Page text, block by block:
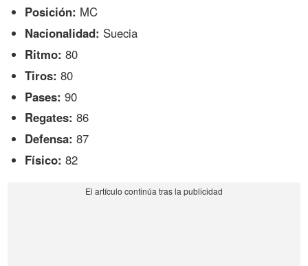
Posición: MC
Nacionalidad: Suecia
Ritmo: 80
Tiros: 80
Pases: 90
Regates: 86
Defensa: 87
Físico: 82